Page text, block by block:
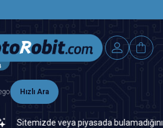
Hızlı Ara
Sitemizde veya piyasada